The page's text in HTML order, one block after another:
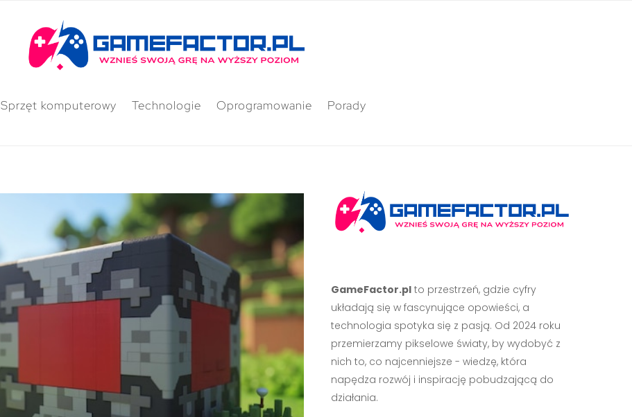
Sprzęt komputerowy Technologie Oprogramowanie Porady
GameFactor.plto przestrzeń, gdzie cyfry
układają się w fascynujące opowieści, a
technologia spotyka się z pasją. Od 2024 roku
przemierzamy pikselowe światy, by wydobyć z
nich to, co najcenniejsze - wiedzę, która
napędza rozwój i inspirację pobudzającą do
działania.